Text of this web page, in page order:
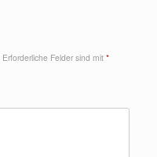
Erforderliche Felder sind mit *